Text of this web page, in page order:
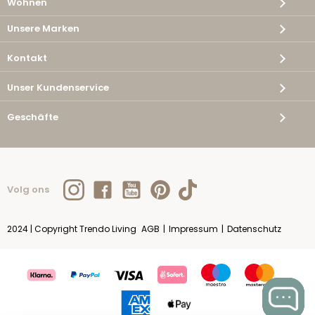
Unsere Marken
Kontakt
Unser Kundenservice
Geschäfte
Volg ons
2024 | Copyright Trendo Living AGB | Impressum | Datenschutz